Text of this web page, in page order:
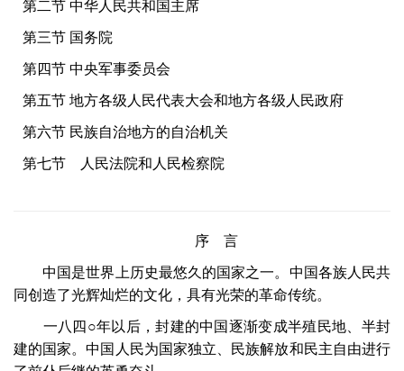
第二节 中华人民共和国主席
第三节 国务院
第四节 中央军事委员会
第五节 地方各级人民代表大会和地方各级人民政府
第六节 民族自治地方的自治机关
第七节 人民法院和人民检察院
序 言
中国是世界上历史最悠久的国家之一。中国各族人民共
同创造了光辉灿烂的文化，具有光荣的革命传统。
一八四○年以后，封建的中国逐渐变成半殖民地、半封
建的国家。中国人民为国家独立、民族解放和民主自由进行